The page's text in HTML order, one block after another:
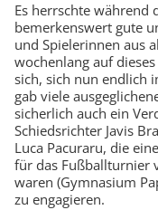
Es herrschte während
bemerkenswert gute
und Spielerinnen aus
wochenlang auf
sich, sich nun endlich
gab viele
sicherlich auch ein
Schiedsrichter Javis
Luca Pacuraru, die
für das Fußballturnier
waren (Gymnasium
zu engagieren.